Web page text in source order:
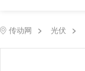
传动网 > 光伏 >